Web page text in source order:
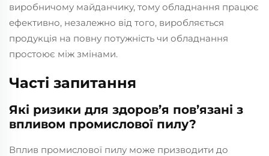
виробничому майданчику, тому обладнання працює
ефективно, незалежно від того, виробляється
продукція на повну потужність чи обладнання
простоює між змінами.
Часті запитання
Які ризики для здоров’я пов’язані з
впливом промислової пилу?
Вплив промислової пилу може призводити до